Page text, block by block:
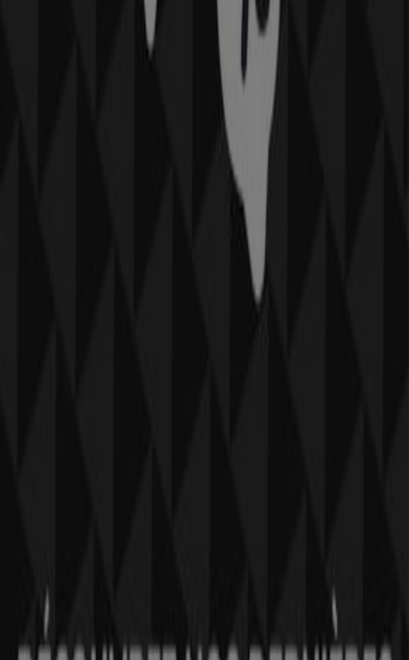
et restez informé des meilleurs prix tout au
août 2026
. Sur Tiendeo, vous trouverez
toujours les meilleures options d’achat à
Commencez dès maintenant à explorer les magasins et
les promotions que nous avons préparés pour vous !